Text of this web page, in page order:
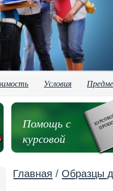
Условия
Помощь с
курсовой
Главная / Образцы